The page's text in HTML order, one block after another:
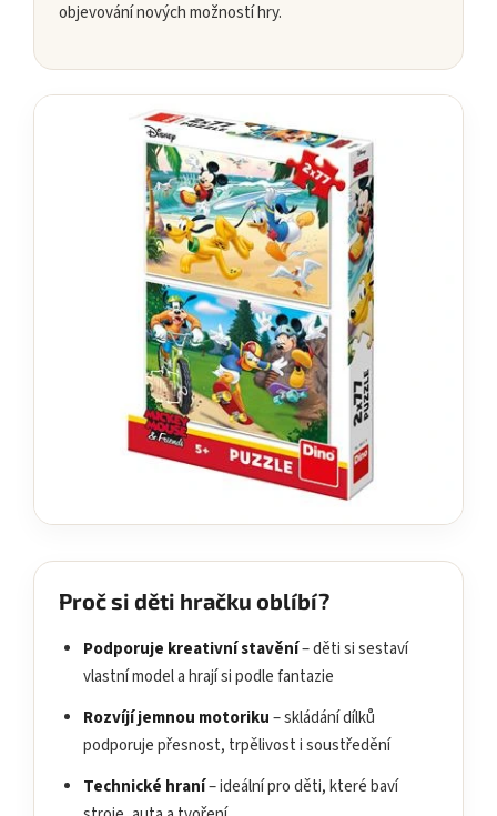
objevování nových možností hry.
Proč si děti hračku oblíbí?
Podporuje kreativní stavění– děti si sestaví
vlastní model a hrají si podle fantazie
Rozvíjí jemnou motoriku– skládání dílků
podporuje přesnost, trpělivost i soustředění
Technické hraní– ideální pro děti, které baví